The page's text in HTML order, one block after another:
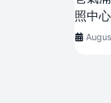
照中